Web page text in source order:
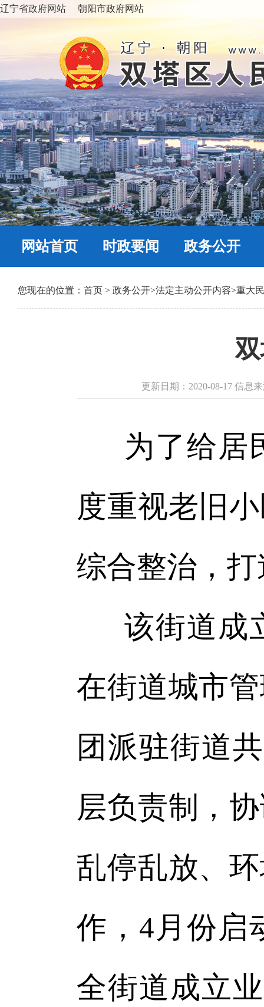
辽宁省政府网站 朝阳市政府网站
网站首页 时政要闻 政务公开
您现在的位置： 首页 > 政务公开>法定主动公开内容>重大
更新日期：2020-08-17 信息
为了给居
度重视老旧
综合整治，
该街道成
在街道城市
团派驻街道
层负责制，
乱停乱放、
作，4月份启
全街道成立